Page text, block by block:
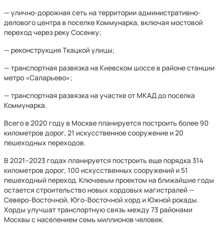
— улично-дорожная сеть на территории административно-
делового центра в поселке Коммунарка, включая мостовой
переход через реку Сосенку;
— реконструкция Ткацкой улицы;
— транспортная развязка на Киевском шоссе в районе станции
метро «Саларьево»;
— транспортная развязка на участке от МКАД до поселка
Коммунарка.
Всего в 2020 году в Москве планируется построить более 90
километров дорог, 21 искусственное сооружение и 20
пешеходных переходов.
В 2021–2023 годах планируется построить еще порядка 314
километров дорог, 100 искусственных сооружений и 51
пешеходный переход. Ключевым проектом на ближайшие годы
остается строительство новых хордовых магистралей —
Северо-Восточной, Юго-Восточной хорд и Южной рокады.
Хорды улучшат транспортную связь между 73 районами
Москвы с населением семь миллионов человек.